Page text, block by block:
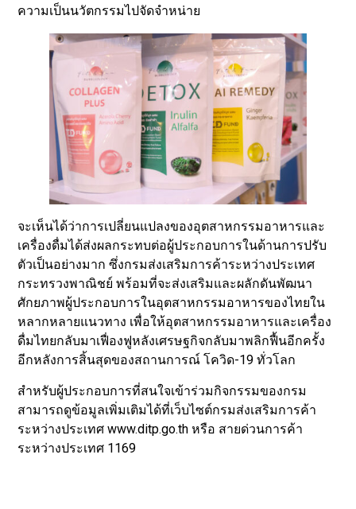
ความเป็นนวัตกรรมไปจัดจำหน่าย
​จะเห็นได้ว่าการเปลี่ยนแปลงของอุตสาหกรรมอาหารและ
เครื่องดื่มได้ส่งผลกระทบต่อผู้ประกอบการในด้านการปรับ
ตัวเป็นอย่างมาก ซึ่งกรมส่งเสริมการค้าระหว่างประเทศ
กระทรวงพาณิชย์ พร้อมที่จะส่งเสริมและผลักดันพัฒนา
ศักยภาพผู้ประกอบการในอุตสาหกรรมอาหารของไทยใน
หลากหลายแนวทาง เพื่อให้อุตสาหกรรมอาหารและเครื่อง
ดื่มไทยกลับมาเฟื่องฟูหลังเศรษฐกิจกลับมาพลิกฟื้นอีกครั้ง
อีกหลังการสิ้นสุดของสถานการณ์ โควิด-19 ทั่วโลก
​สำหรับผู้ประกอบการที่สนใจเข้าร่วมกิจกรรมของกรม
สามารถดูข้อมูลเพิ่มเติมได้ที่เว็บไซต์กรมส่งเสริมการค้า
ระหว่างประเทศ www.ditp.go.th หรือ สายด่วนการค้า
ระหว่างประเทศ 1169